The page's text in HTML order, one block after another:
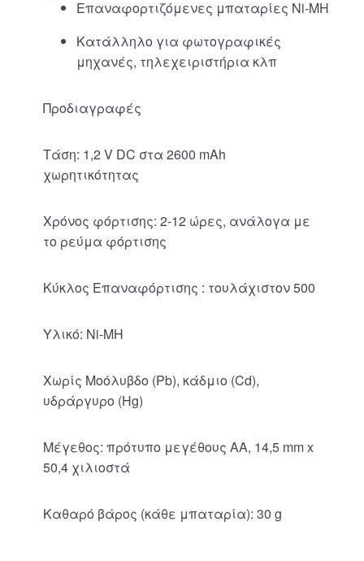
Επαναφορτιζόμενες μπαταρίες Ni-MH
Κατάλληλο για φωτογραφικές
μηχανές, τηλεχειριστήρια κλπ
Προδιαγραφές
Τάση: 1,2 V DC στα 2600 mAh
χωρητικότητας
Χρόνος φόρτισης: 2-12 ώρες, ανάλογα με
το ρεύμα φόρτισης
Κύκλος Επαναφόρτισης : τουλάχιστον 500
Υλικό: Ni-MH
Χωρίς Μοόλυβδο (Pb), κάδμιο (Cd),
υδράργυρο (Hg)
Μέγεθος: πρότυπο μεγέθους AA, 14,5 mm x
50,4 χιλιοστά
Καθαρό βάρος (κάθε μπαταρία): 30 g